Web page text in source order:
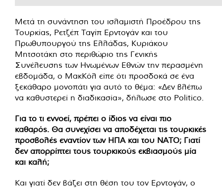
Μετά τη συνάντηση του ισλαμιστή Προέδρου της
Τουρκίας, Ρετζέπ Ταγίπ Ερντογάν και του
Πρωθυπουργού της Ελλάδας, Κυριάκου
Μητσοτάκη στο περιθώριο της Γενικής
Συνέλευσης των Ηνωμένων Εθνών την περασμένη
εβδομάδα, ο ΜακΚόλ είπε ότι προσδοκά σε ένα
ξεκάθαρο μονοπάτι για αυτό το θέμα: «Δεν βλέπω
να καθυστερεί η διαδικασία», δήλωσε στο Politico.
Για το τι εννοεί, πρέπει ο ίδιος να είναι πιο
καθαρός. Θα συνεχίσει να αποδέχεται τις τουρκικές
προσβολές εναντίον των ΗΠΑ και του ΝΑΤΟ; Γιατί
δεν απορρίπτει τους τουρκικούς εκβιασμούς μία
και καλή;
Και γιατί δεν βάζει στη θέση του τον Ερντογάν, ο